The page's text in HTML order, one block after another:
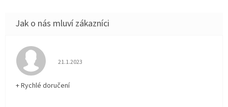
Hodnocení obchodu je 5 z 5 hvězdiček.
21.1.2023
+ Rychlé doručení